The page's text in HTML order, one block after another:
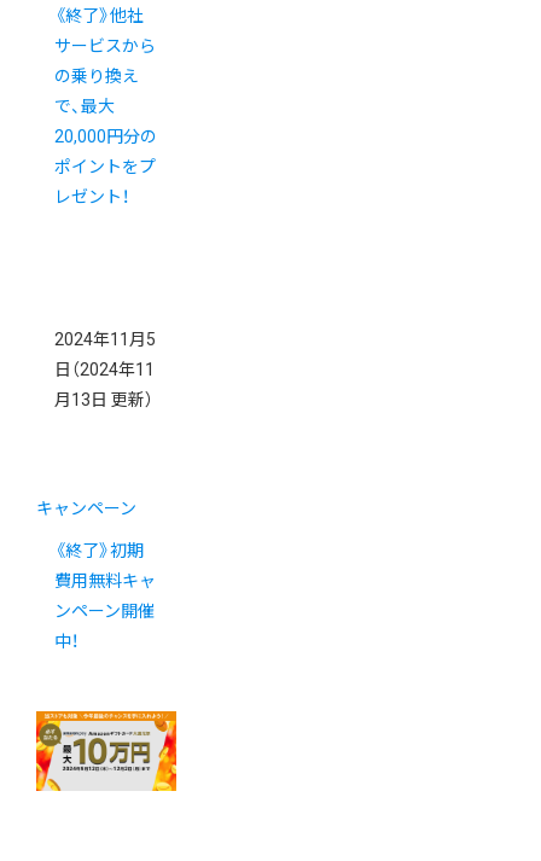
《終了》他社
サービスから
の乗り換え
で、最大
20,000円分の
ポイントをプ
レゼント！
2024年11月5
日 （2024年11
月13日 更新）
キャンペーン
《終了》初期
費用無料キャ
ンペーン開催
中！